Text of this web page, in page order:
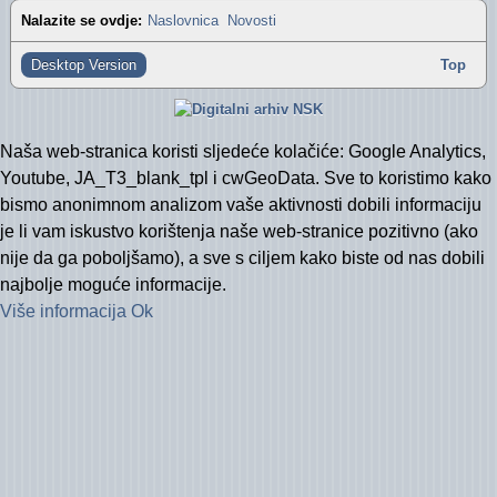
"Oazini" fotoalbumi na Facebooku (2012)
"Oazini" fotoalbumi na Facebooku (2011)
Audio- i videozapisi na YouTubeu
Izvještaj za 2016. godinu
Izvještaj za 2015. godinu
Izvještaj za 2014. godinu
Izvještaj za 2013. godinu
Izvještaj za 2012. godinu
Izvještaj za 2011. godinu
Izvještaj za 2010. godinu
Izvještaj za 2009. godinu
Nalazite se ovdje: Naslovnica Novosti
Desktop Version Top
Naša web-stranica koristi sljedeće kolačiće: Google Analytics,
Youtube, JA_T3_blank_tpl i cwGeoData. Sve to koristimo kako
bismo anonimnom analizom vaše aktivnosti dobili informaciju
je li vam iskustvo korištenja naše web-stranice pozitivno (ako
nije da ga poboljšamo), a sve s ciljem kako biste od nas dobili
najbolje moguće informacije.
Više informacija Ok